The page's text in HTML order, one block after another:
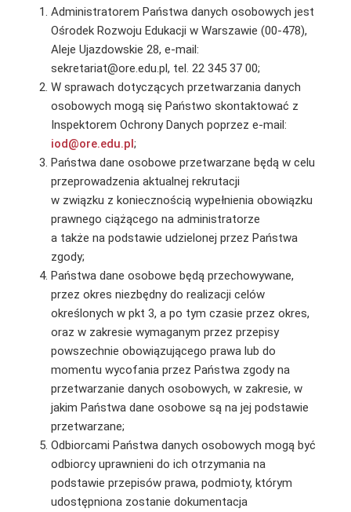
Administratorem Państwa danych osobowych jest
Ośrodek Rozwoju Edukacji w Warszawie (00-478),
Aleje Ujazdowskie 28, e-mail:
sekretariat@ore.edu.pl, tel. 22 345 37 00;
W sprawach dotyczących przetwarzania danych
osobowych mogą się Państwo skontaktować z
Inspektorem Ochrony Danych poprzez e-mail:
iod@ore.edu.pl;
Państwa dane osobowe przetwarzane będą w celu
przeprowadzenia aktualnej rekrutacji
w związku z koniecznością wypełnienia obowiązku
prawnego ciążącego na administratorze
a także na podstawie udzielonej przez Państwa
zgody;
Państwa dane osobowe będą przechowywane,
przez okres niezbędny do realizacji celów
określonych w pkt 3, a po tym czasie przez okres,
oraz w zakresie wymaganym przez przepisy
powszechnie obowiązującego prawa lub do
momentu wycofania przez Państwa zgody na
przetwarzanie danych osobowych, w zakresie, w
jakim Państwa dane osobowe są na jej podstawie
przetwarzane;
Odbiorcami Państwa danych osobowych mogą być
odbiorcy uprawnieni do ich otrzymania na
podstawie przepisów prawa, podmioty, którym
udostępniona zostanie dokumentacja